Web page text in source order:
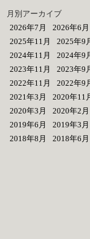
月別アーカイブ
2026年7月
2026年6月
2025年11月
2025年9
2024年11月
2024年9
2023年11月
2023年9
2022年11月
2022年9
2021年3月
2020年11
2020年3月
2020年2月
2019年6月
2019年3月
2018年8月
2018年6月